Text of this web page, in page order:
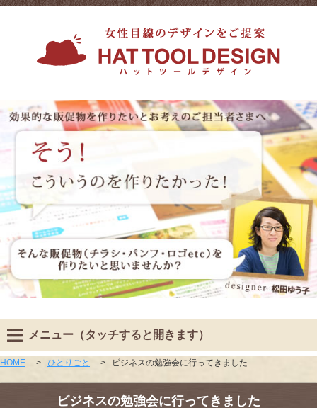
メニュー（タッチすると開きます）
HOME > ひとりごと > ビジネスの勉強会に行ってきました
ビジネスの勉強会に行ってきました